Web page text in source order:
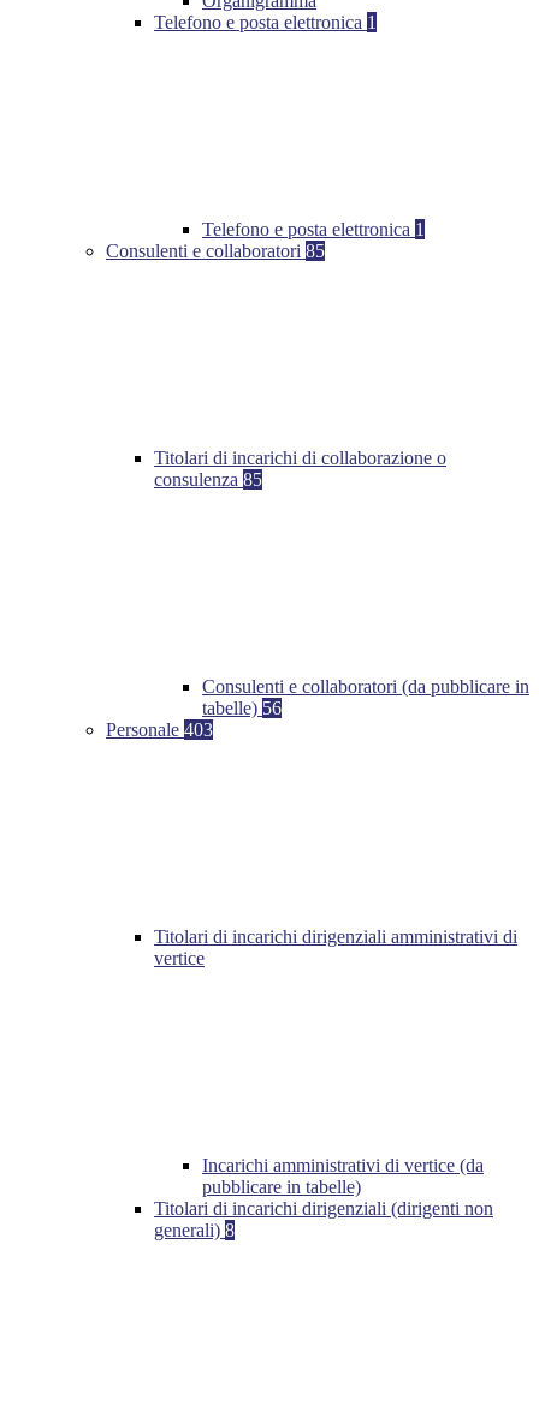
Telefono e posta elettronica 1
Telefono e posta elettronica 1
Consulenti e collaboratori 85
Titolari di incarichi di collaborazione o
consulenza 85
Consulenti e collaboratori (da pubblicare in
tabelle) 56
Personale 403
Titolari di incarichi dirigenziali amministrativi di
vertice
Incarichi amministrativi di vertice (da
pubblicare in tabelle)
Titolari di incarichi dirigenziali (dirigenti non
generali) 8